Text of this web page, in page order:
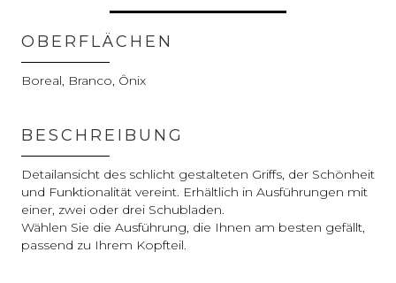
OBERFLÄCHEN
Boreal, Branco, Ônix
BESCHREIBUNG
Detailansicht des schlicht gestalteten Griffs, der Schönheit
und Funktionalität vereint. Erhältlich in Ausführungen mit
einer, zwei oder drei Schubladen.
Wählen Sie die Ausführung, die Ihnen am besten gefällt,
passend zu Ihrem Kopfteil.